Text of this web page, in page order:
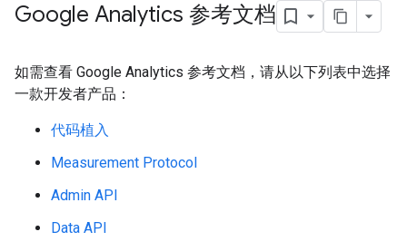
Google Analytics 参考文档
如需查看 Google Analytics 参考文档，请从以下列表中选择
一款开发者产品：
代码植入
Measurement Protocol
Admin API
Data API